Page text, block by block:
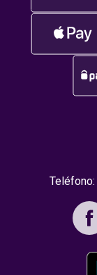
Teléfono: